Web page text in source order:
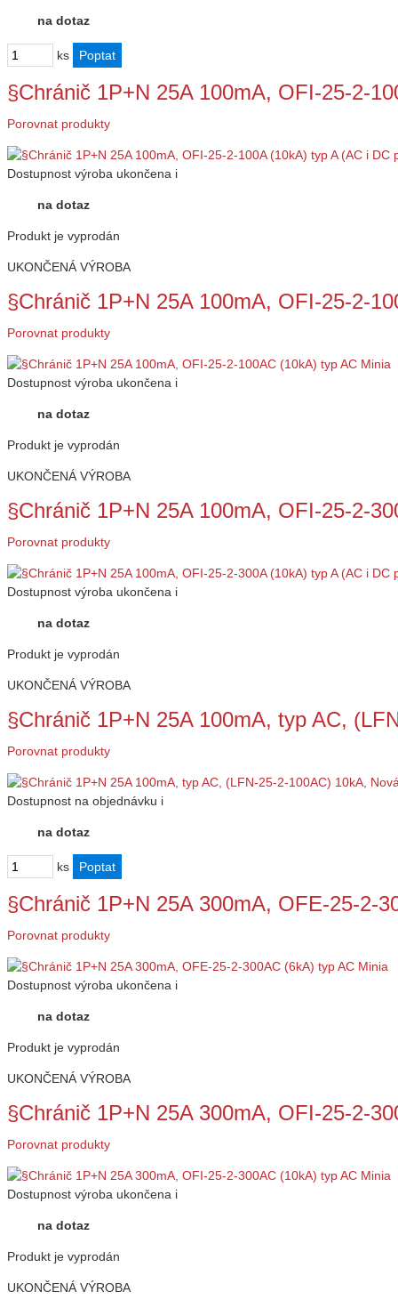
na dotaz
ks
§Chránič 1P+N 25A 100mA, OFI-25-2-
Porovnat produkty
Dostupnost výroba ukončena i
na dotaz
Produkt je vyprodán
UKONČENÁ VÝROBA
§Chránič 1P+N 25A 100mA, OFI-25-2-
Porovnat produkty
Dostupnost výroba ukončena i
na dotaz
Produkt je vyprodán
UKONČENÁ VÝROBA
§Chránič 1P+N 25A 100mA, OFI-25-2-
Porovnat produkty
Dostupnost výroba ukončena i
na dotaz
Produkt je vyprodán
UKONČENÁ VÝROBA
§Chránič 1P+N 25A 100mA, typ AC,
Porovnat produkty
Dostupnost na objednávku i
na dotaz
ks
§Chránič 1P+N 25A 300mA, OFE-25-2-
Porovnat produkty
Dostupnost výroba ukončena i
na dotaz
Produkt je vyprodán
UKONČENÁ VÝROBA
§Chránič 1P+N 25A 300mA, OFI-25-2-
Porovnat produkty
Dostupnost výroba ukončena i
na dotaz
Produkt je vyprodán
UKONČENÁ VÝROBA